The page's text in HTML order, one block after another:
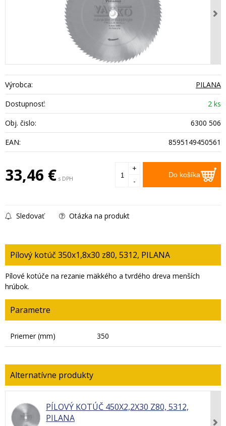
Výrobca:
PILANA
Dostupnosť:
2 ks
Obj. čislo:
6300 506
EAN:
8595149450561
33,46 € s DPH Do košíka
+
-
Sledovať Otázka na produkt
Pílový kotúč 350x1,8x30 z80, 5312, PILANA
Pílové kotúče na rezanie mäkkého a tvrdého dreva menších
hrúbok.
Parametre
Priemer (mm) 350
PÍLOVÝ KOTÚČ 450X2,2X30 Z80, 5312,
PILANA